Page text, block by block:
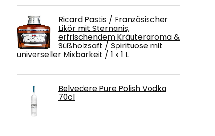
Ricard Pastis / Französischer
Likör mit Sternanis,
erfrischendem Kräuteraroma &
Süßholzsaft / Spirituose mit
universeller Mixbarkeit / 1 x 1 L
Belvedere Pure Polish Vodka
70cl